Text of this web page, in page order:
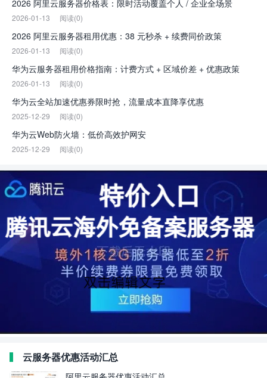
2026 阿里云服务器价格表：限时活动覆盖个人 / 企业全场景
2026-01-13 阅读(0)
2026 阿里云服务器租用优惠：38 元秒杀 + 续费同价政策
2026-01-13 阅读(0)
华为云服务器租用价格指南：计费方式 + 区域价差 + 优惠政策
2026-01-13 阅读(0)
华为云全站加速优惠券限时抢，流量成本直降享优惠
2025-12-29 阅读(0)
华为云Web防火墙：低价高效护网安
2025-12-29 阅读(0)
云服务器优惠活动汇总